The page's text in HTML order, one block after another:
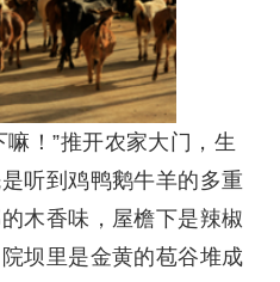
！”推开农家大门，生
听到鸡鸭鹅牛羊的多重
木香味，屋檐下是辣椒
坝里是金黄的苞谷堆成